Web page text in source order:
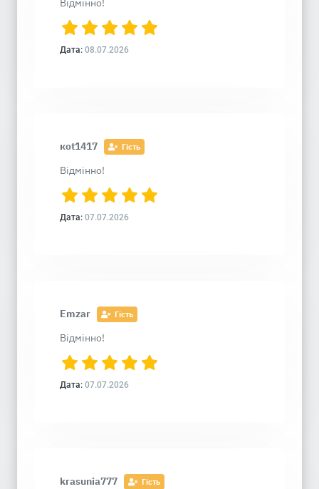
Відмінно!
Дата: 08.07.2026
кot1417 Гість
Відмінно!
Дата: 07.07.2026
Emzar Гість
Відмінно!
Дата: 07.07.2026
krasunia777 Гість